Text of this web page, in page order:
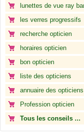
lunettes de vue ray
les verres progressifs
recherche opticien
horaires opticien
bon opticien
liste des opticiens
annuaire des opticiens
Profession opticien
Tous les conseils ...